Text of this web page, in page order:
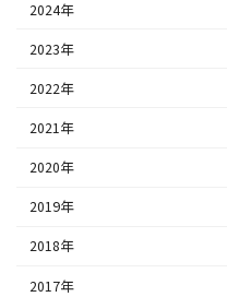
ジ
送
り
2024年
2023年
2022年
2021年
2020年
2019年
2018年
2017年